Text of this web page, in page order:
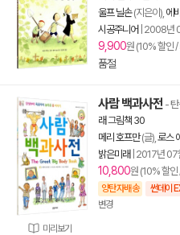
울프 닐손(지은이), 에
시공주니어 2008년
9,900원 (10% 할인
품절
미리보기
사람 백과사전 - 탄
래 그림책 30
메리 호프만(글), 로스
밝은미래 2017년 07
10,800원 (10% 할
양탄자배송 썬데이
변경